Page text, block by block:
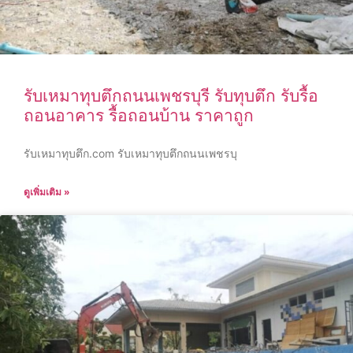
รับเหมาทุบตึกถนนเพชรบุรี รับทุบตึก รับรื้อ
ถอนอาคาร รื้อถอนบ้าน ราคาถูก
รับเหมาทุบตึก.com รับเหมาทุบตึกถนนเพชรบุ
ดูเพิ่มเติม »